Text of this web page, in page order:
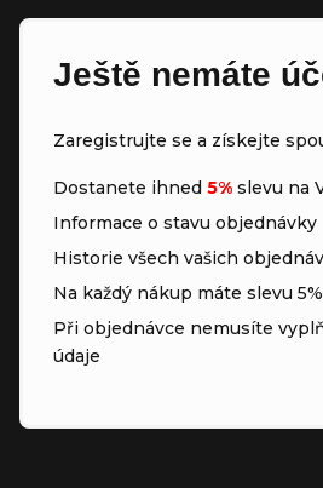
Ještě nemáte
Zaregistrujte se a získejte
Dostanete ihned 5% slevu na
Informace o stavu objednávky
Historie všech vašich
Na každý nákup máte slevu 5%
Při objednávce nemusíte
údaje